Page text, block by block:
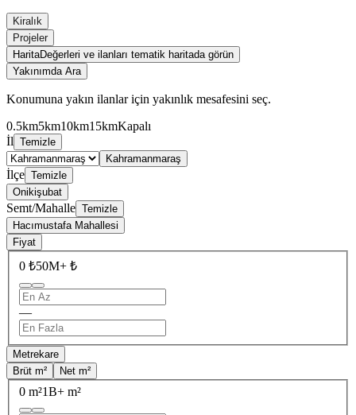
Kiralık
Projeler
HaritaDeğerleri ve ilanları tematik haritada görün
Yakınımda Ara
Konumuna yakın ilanlar için yakınlık mesafesini seç.
0.5km5km10km15kmKapalı
İl Temizle
Kahramanmaraş
İlçe Temizle
Onikişubat
Semt/Mahalle Temizle
Hacımustafa Mahallesi
Fiyat
0 ₺50M+ ₺
—
Metrekare
Brüt m²
Net m²
0 m²1B+ m²